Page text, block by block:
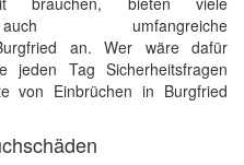
umfangreiche
an. Wer wäre dafür
Tag Sicherheitsfragen
von Einbrüchen in Burgfried